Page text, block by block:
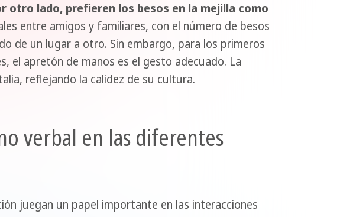
otro lado, prefieren los besos en la mejilla como
entre amigos y familiares, con el número de besos
de un lugar a otro. Sin embargo, para los primeros
el apretón de manos es el gesto adecuado. La
reflejando la calidez de su cultura.
verbal en las diferentes
juegan un papel importante en las interacciones